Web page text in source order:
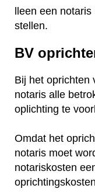
lleen een
stellen.
BV
Bij het oprichten
notaris alle
oplichting te
Omdat het
notaris moet
notariskosten